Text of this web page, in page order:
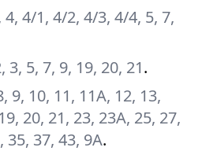
4, 4/1, 4/2, 4/3, 4/4, 5, 7,
3, 5, 7, 9, 19, 20, 21.
9, 10, 11, 11А, 12, 13,
20, 21, 23, 23А, 25, 27,
35, 37, 43, 9А.